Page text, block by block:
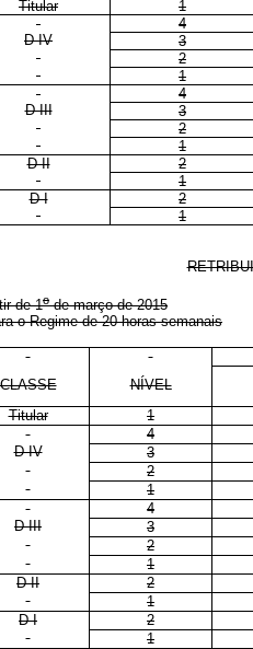
Titular
1
4
D IV
3
2
1
4
D III
3
2
1
D II
2
1
D I
2
1
de 1ode março de 2015
o Regime de 20 horas semanais
CLASSE
NÍVEL
Titular
1
4
D IV
3
2
1
4
D III
3
2
1
D II
2
1
D I
2
1